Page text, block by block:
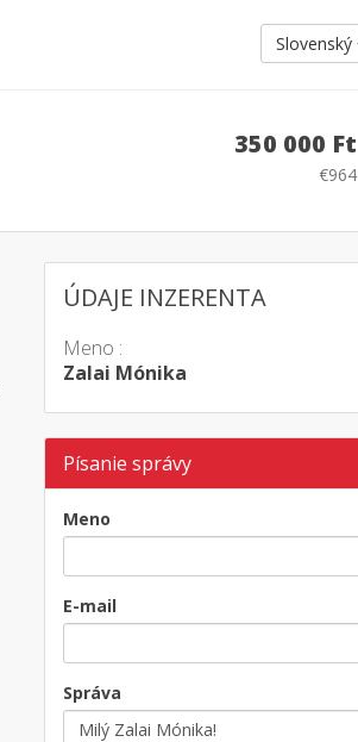
Slovenský
350 000 Ft
€964
ÚDAJE INZERENTA
Meno :
Zalai Mónika
Písanie správy
Meno
E-mail
Správa